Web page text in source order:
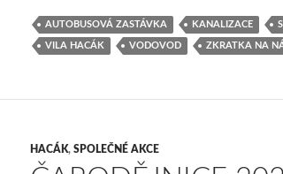
AUTOBUSOVÁ ZASTÁVKA KANALIZACE
VILA HACÁK VODOVOD ZKRATKA NA
HACÁK, SPOLEČNÉ AKCE